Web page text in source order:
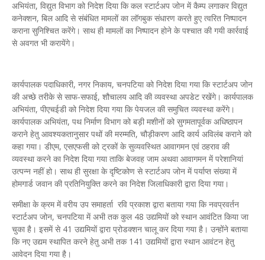
अभियंता, विद्युत विभाग को निदेश दिया कि कल स्टार्टअप जोन में कैम्प लगाकर विद्युत
कनेक्शन, बिल आदि से संबंधित मामलों का लॉगबुक संधारण करते हुए त्वरित निष्पादन
कराना सुनिश्चित करेंगे। साथ ही मामलों का निष्पादन होने के पश्चात की गयी कार्रवाई
से अवगत भी करायेंगे।
कार्यपालक पदाधिकारी, नगर निकाय, चनपटिया को निदेश दिया गया कि स्टार्टअप जोन
की अच्छे तरीके से साफ-सफाई, शौचालय आदि की व्यवस्था अपडेट रखेंगे। कार्यपालक
अभियंता, पीएचईडी को निदेश दिया गया कि पेयजल की समुचित व्यवस्था करेंगे।
कार्यपालक अभियंता, पथ निर्माण विभाग को बड़ी मशीनों को सुगमतापूर्वक अधिष्ठापन
कराने हेतु आवश्यकतानुसार पथों की मरम्मति, चौड़ीकरण आदि कार्य अविलंब कराने को
कहा गया। डीएम, एसएफसी को ट्रकों के सुव्यवस्थित आवागमन एवं ठहराव की
व्यवस्था करने का निदेश दिया गया ताकि बेजवह जाम अथवा आवागमन में परेशानियां
उत्पन्न नहीं हो। साथ ही सुरक्षा के दृष्टिकोण से स्टार्टअप जोन में पर्याप्त संख्या में
होमगार्ड जवान की प्रतिनियुक्ति करने का निदेश जिलाधिकारी द्वारा दिया गया।
समीक्षा के क्रम में वरीय उप समाहर्ता रवि प्रकाश द्वारा बताया गया कि नवप्रवर्तन
स्टार्टअप जोन, चनपटिया में अभी तक कुल 48 उद्यमियों को स्थान आवंटित किया जा
चुका है। इसमें से 41 उद्यमियों द्वारा प्रोडक्शन चालू कर दिया गया है। उन्होंने बताया
कि नए उद्यम स्थापित करने हेतु अभी तक 141 उद्यमियों द्वारा स्थान आवंटन हेतु
आवेदन दिया गया है।